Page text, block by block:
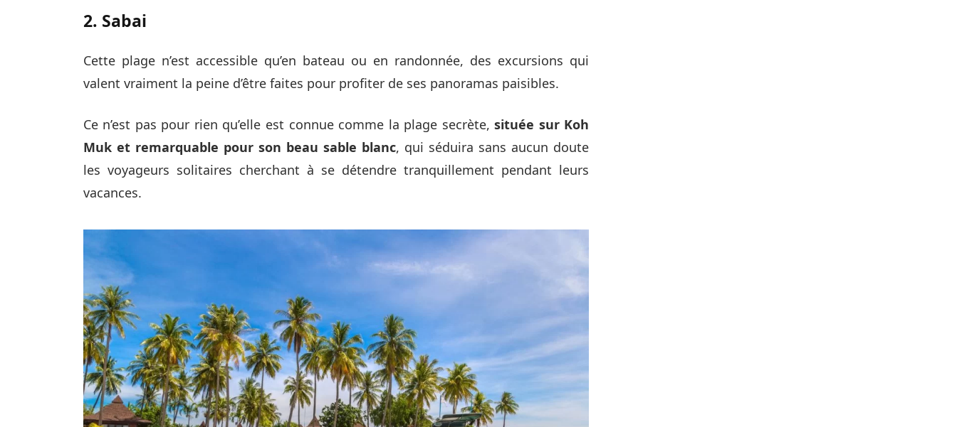
2. Sabai
Cette plage n’est accessible qu’en bateau ou en randonnée, des excursions qui
valent vraiment la peine d’être faites pour profiter de ses panoramas paisibles.
Ce n’est pas pour rien qu’elle est connue comme la plage secrète,située sur Koh
Muk et remarquable pour son beau sable blanc, qui séduira sans aucun doute
les voyageurs solitaires cherchant à se détendre tranquillement pendant leurs
vacances.